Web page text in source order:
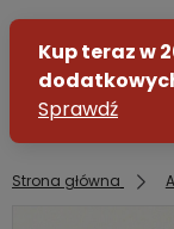
Strona główna